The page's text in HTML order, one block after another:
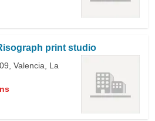
print studio
Valencia, La